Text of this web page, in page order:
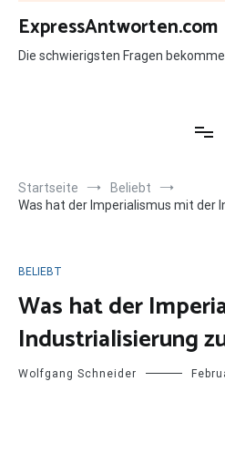
Zum
Inhalt
springen
ExpressAntworten.com
Die schwierigsten Fragen
Startseite
Beliebt
Was hat der Imperialismus mit der
BELIEBT
Was hat der
Industrialisierung
Wolfgang Schneider